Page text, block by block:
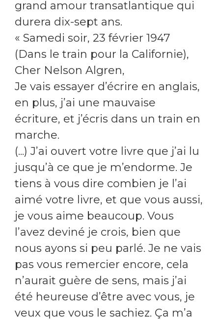
grand amour transatlantique qui
durera dix-sept ans.
« Samedi soir, 23 février 1947
(Dans le train pour la Californie),
Cher Nelson Algren,
Je vais essayer d’écrire en anglais,
en plus, j’ai une mauvaise
écriture, et j’écris dans un train en
marche.
(...) J’ai ouvert votre livre que j’ai lu
jusqu’à ce que je m’endorme. Je
tiens à vous dire combien je l’ai
aimé votre livre, et que vous aussi,
je vous aime beaucoup. Vous
l’avez deviné je crois, bien que
nous ayons si peu parlé. Je ne vais
pas vous remercier encore, cela
n’aurait guère de sens, mais j’ai
été heureuse d’être avec vous, je
veux que vous le sachiez. Ça m’a